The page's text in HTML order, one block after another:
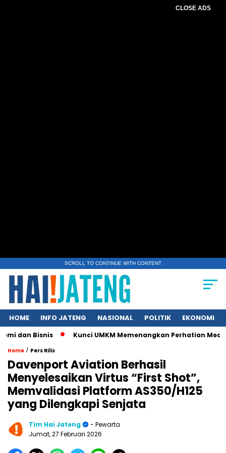
CLOSE ADS
SCROLL TO CONTINUE WITH CONTENT
HOME INFO JATENG NASIONAL POLITIK EKONOMI
Kunci UMKM Memenangkan Perhatian Media dan
Home / Pers Rilis
Davenport Aviation Berhasil
Menyelesaikan Virtus “First Shot”,
Memvalidasi Platform AS350/H125
yang Dilengkapi Senjata
Tim Hai Jateng
- Pewarta
Jumat, 27 Februari 2026